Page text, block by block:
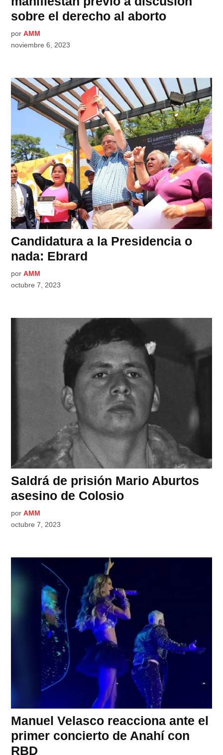
sobre el derecho al aborto
por AMM
noviembre 6, 2023
Candidatura a la Presidencia o
nada: Ebrard
por AMM
octubre 7, 2023
Saldrá de prisión Mario Aburtos
asesino de Colosio
por AMM
octubre 7, 2023
Manuel Velasco reacciona ante el
primer concierto de Anahí con
RBD